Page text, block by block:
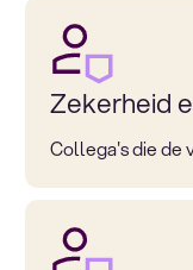
Zekerheid
Collega's die de